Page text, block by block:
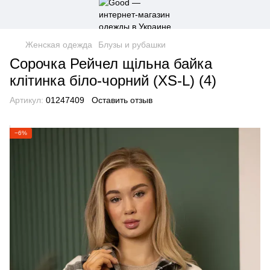
Женская одежда Блузы и рубашки
Сорочка Рейчел щільна байка
клітинка біло-чорний (XS-L) (4)
Артикул: 01247409 Оставить отзыв
−6%